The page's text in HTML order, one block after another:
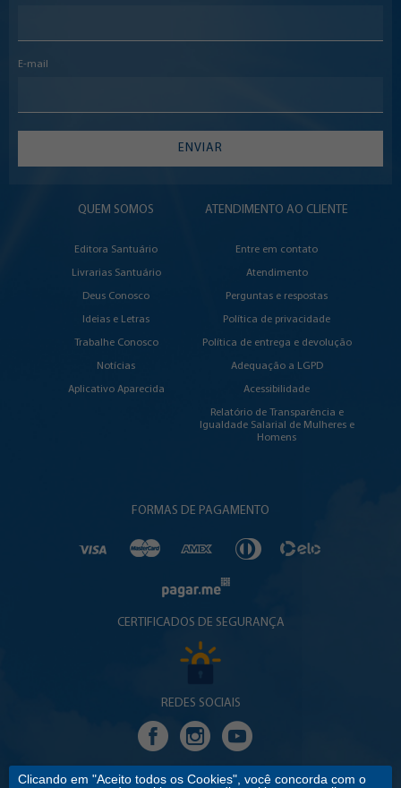
E-mail
ENVIAR
QUEM SOMOS
Editora Santuário
Livrarias Santuário
Deus Conosco
Ideias e Letras
Trabalhe Conosco
Notícias
Aplicativo Aparecida
ATENDIMENTO AO CLIENTE
Entre em contato
Atendimento
Perguntas e respostas
Política de privacidade
Política de entrega e devolução
Adequação a LGPD
Acessibilidade
Relatório de Transparência e
Igualdade Salarial de Mulheres e
Homens
FORMAS DE PAGAMENTO
CERTIFICADOS DE SEGURANÇA
REDES SOCIAIS
Clicando em "Aceito todos os Cookies", você concorda com o